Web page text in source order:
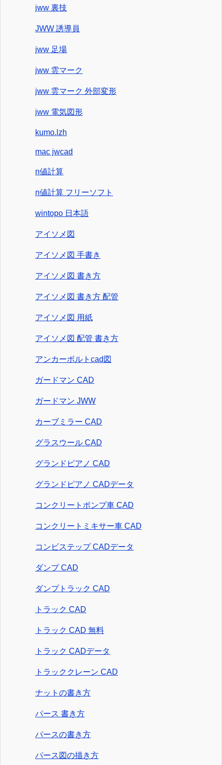
jww 裏技
JWW 誘導員
jww 足場
jww 雲マーク
jww 雲マーク 外部変形
jww 電気図形
kumo.lzh
mac jwcad
n値計算
n値計算 フリーソフト
wintopo 日本語
アイソメ図
アイソメ図 手書き
アイソメ図 書き方
アイソメ図 書き方 配管
アイソメ図 用紙
アイソメ図 配管 書き方
アンカーボルトcad図
ガードマン CAD
ガードマン JWW
カーブミラー CAD
グラスウール CAD
グランドピアノ CAD
グランドピアノ CADデータ
コンクリートポンプ車 CAD
コンクリートミキサー車 CAD
コンビステップ CADデータ
ダンプ CAD
ダンプトラック CAD
トラック CAD
トラック CAD 無料
トラック CADデータ
トラッククレーン CAD
ナットの書き方
パース 書き方
パースの書き方
パース図の描き方